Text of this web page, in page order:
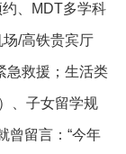
、MDT多学科
/高铁贵宾厅
急救援；生活类
、子女留学规
曾留言：“今年